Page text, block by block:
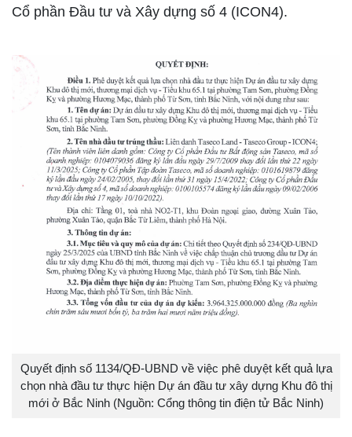
Cổ phần Đầu tư và Xây dựng số 4 (ICON4).
Quyết định số 1134/QĐ-UBND về việc phê duyệt kết quả lựa
chọn nhà đầu tư thực hiện Dự án đầu tư xây dựng Khu đô thị
mới ở Bắc Ninh (Nguồn: Cổng thông tin điện tử Bắc Ninh)